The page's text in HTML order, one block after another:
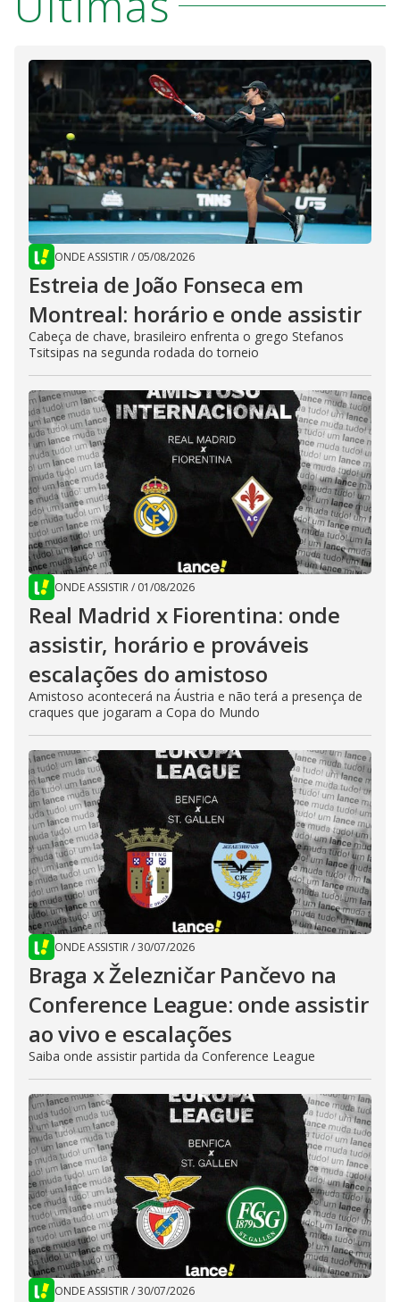
ONDE ASSISTIR/ 05/08/2026
Estreia de João Fonseca em
Montreal: horário e onde assistir
Cabeça de chave, brasileiro enfrenta o grego Stefanos
Tsitsipas na segunda rodada do torneio
ONDE ASSISTIR/ 01/08/2026
Real Madrid x Fiorentina: onde
assistir, horário e prováveis
escalações do amistoso
Amistoso acontecerá na Áustria e não terá a presença de
craques que jogaram a Copa do Mundo
ONDE ASSISTIR/30/07/2026
Braga x Železničar Pančevo na
Conference League: onde assistir
ao vivo e escalações
Saiba onde assistir partida da Conference League
ONDE ASSISTIR/30/07/2026